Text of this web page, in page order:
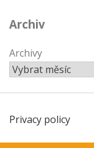
Archiv
Archivy
Privacy policy